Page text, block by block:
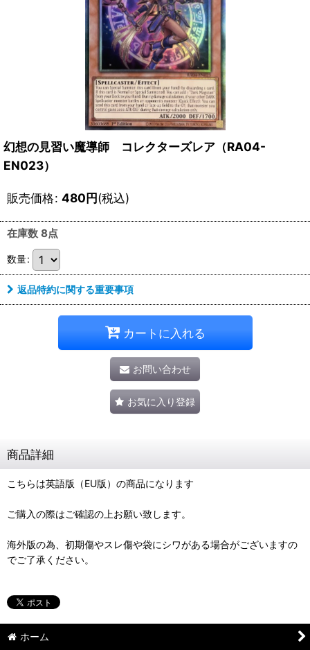
幻想の見習い魔導師 コレクターズレア（RA04-
EN023）
販売価格: 480円(税込)
在庫数 8点
数量:
返品特約に関する重要事項
カートに入れる
お問い合わせ
お気に入り登録
商品詳細
こちらは英語版（EU版）の商品になります
ご購入の際はご確認の上お願い致します。
海外版の為、初期傷やスレ傷や袋にシワがある場合がございますの
でご了承ください。
ホーム